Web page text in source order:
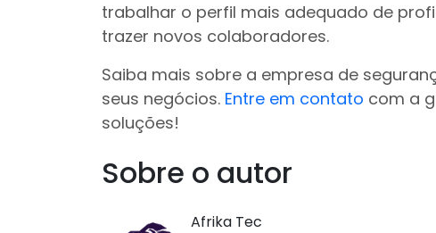
trabalhar o perfil mais adequado de
trazer novos colaboradores.
Saiba mais sobre a empresa de
seus negócios. Entre em contato com a
soluções!
Sobre o autor
Afrika Tec